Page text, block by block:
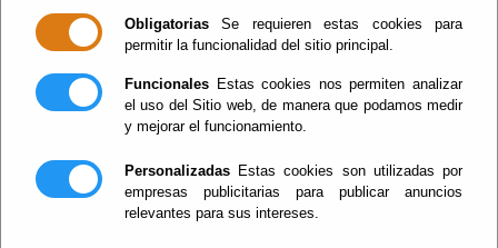
Obligatorias Se requieren estas cookies para
permitir la funcionalidad del sitio principal.
Funcionales Estas cookies nos permiten analizar
el uso del Sitio web, de manera que podamos medir
y mejorar el funcionamiento.
Personalizadas Estas cookies son utilizadas por
empresas publicitarias para publicar anuncios
relevantes para sus intereses.
Escuchar
Actualmente estamos trabajando en el desarrollo
de esta sección, perdonen las molestias.